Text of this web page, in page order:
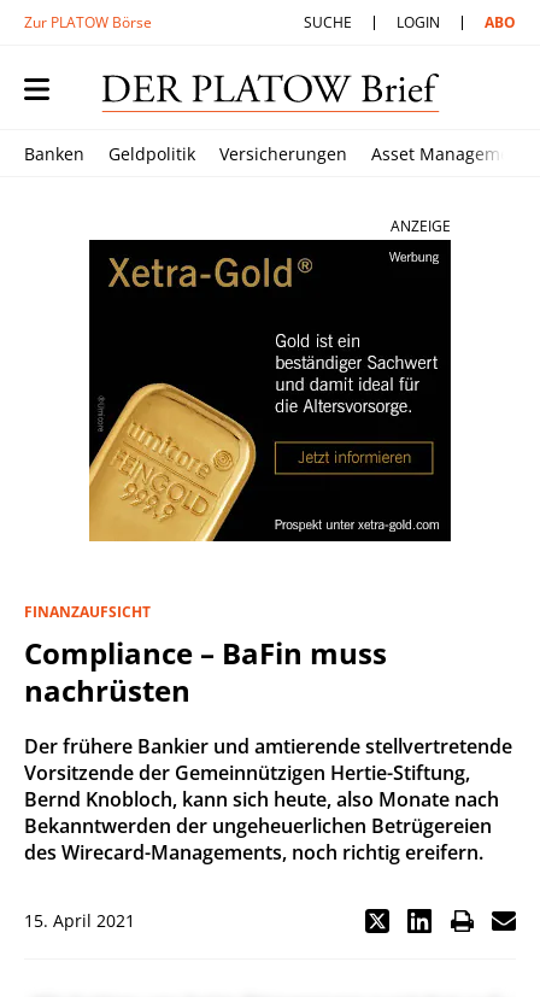
Zur PLATOW Börse SUCHE LOGIN ABO
Banken Geldpolitik Versicherungen Asset Management
ANZEIGE
FINANZAUFSICHT
Compliance – BaFin muss
nachrüsten
Der frühere Bankier und amtierende stellvertretende
Vorsitzende der Gemeinnützigen Hertie-Stiftung,
Bernd Knobloch, kann sich heute, also Monate nach
Bekanntwerden der ungeheuerlichen Betrügereien
des Wirecard-Managements, noch richtig ereifern.
15. April 2021